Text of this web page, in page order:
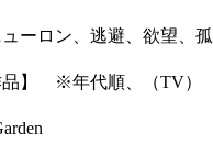
ーロン、逃避、欲望、孤
品】 ※年代順、（TV）